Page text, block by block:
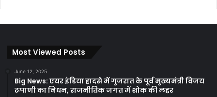
Most Viewed Posts
June 12, 2025
Big News: एयर इंडिया हादसे में गुजरात के पूर्व मुख्यमंत्री विजय
रूपाणी का निधन, राजनीतिक जगत में शोक की लहर